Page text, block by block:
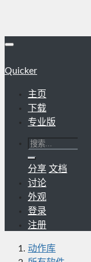
Quicker
主页
下载
专业版
分享 文档
讨论
外观
登录
注册
动作库